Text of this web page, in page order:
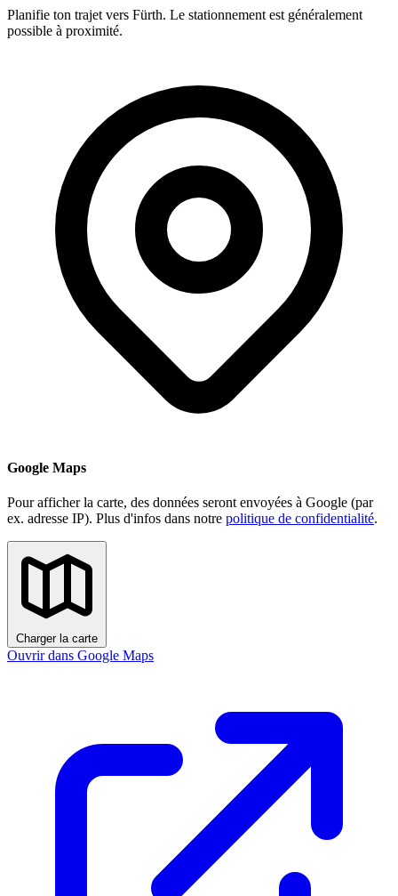
Planifie ton trajet vers Fürth. Le stationnement est généralement
possible à proximité.
Google Maps
Pour afficher la carte, des données seront envoyées à Google (par
ex. adresse IP). Plus d'infos dans notre politique de confidentialité.
Charger la carte
Ouvrir dans Google Maps